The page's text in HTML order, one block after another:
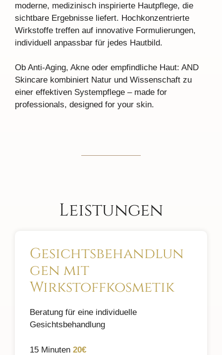
moderne, medizinisch inspirierte Hautpflege, die
sichtbare Ergebnisse liefert. Hochkonzentrierte
Wirkstoffe treffen auf innovative Formulierungen,
individuell anpassbar für jedes Hautbild.
Ob Anti-Aging, Akne oder empfindliche Haut: AND
Skincare kombiniert Natur und Wissenschaft zu
einer effektiven Systempflege – made for
professionals, designed for your skin.
Leistungen
Gesichtsbehandlun
gen mit
Wirkstoffkosmetik
Beratung für eine individuelle
Gesichtsbehandlung
15 Minuten 20€